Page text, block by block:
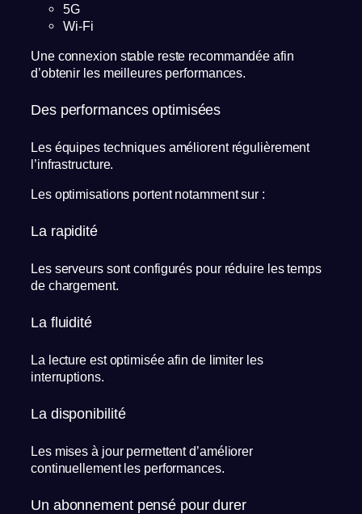
5G
Wi-Fi
Une connexion stable reste recommandée afin
d’obtenir les meilleures performances.
Des performances optimisées
Les équipes techniques améliorent régulièrement
l’infrastructure.
Les optimisations portent notamment sur :
La rapidité
Les serveurs sont configurés pour réduire les temps
de chargement.
La fluidité
La lecture est optimisée afin de limiter les
interruptions.
La disponibilité
Les mises à jour permettent d’améliorer
continuellement les performances.
Un abonnement pensé pour durer